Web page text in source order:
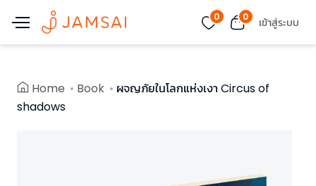
0 0 เข้าสู่ระบบ
Home Book
ผจญภัยในโลกแห่งเงา Circus of
shadows